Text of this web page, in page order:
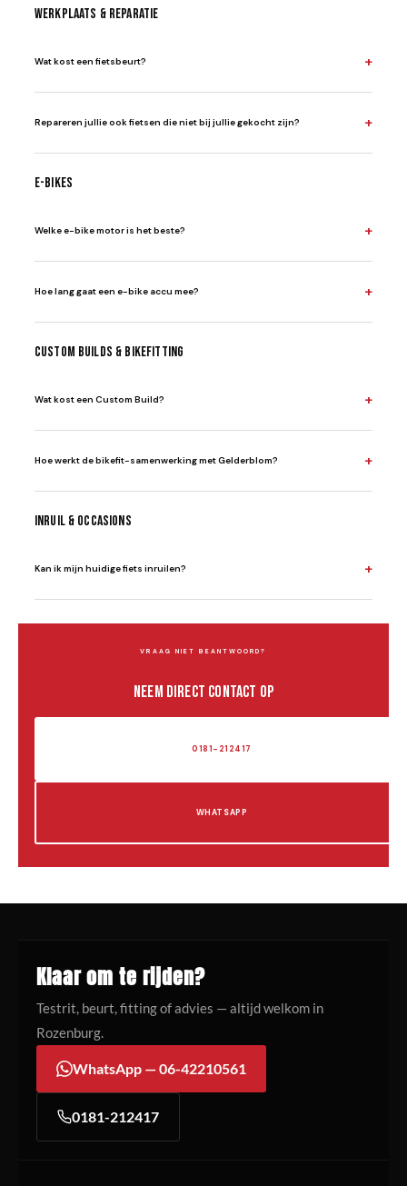
Werkplaats & reparatie
Wat kost een fietsbeurt? +
Repareren jullie ook fietsen die niet bij jullie gekocht zijn? +
E-bikes
Welke e-bike motor is het beste? +
Hoe lang gaat een e-bike accu mee? +
Custom Builds & Bikefitting
Wat kost een Custom Build? +
Hoe werkt de bikefit-samenwerking met Gelderblom? +
Inruil & Occasions
Kan ik mijn huidige fiets inruilen? +
VRAAG NIET BEANTWOORD?
Neem direct contact op
0181-212417
WHATSAPP
Klaar om te rijden?
Testrit, beurt, fitting of advies — altijd welkom in
Rozenburg.
WhatsApp — 06-42210561
0181-212417